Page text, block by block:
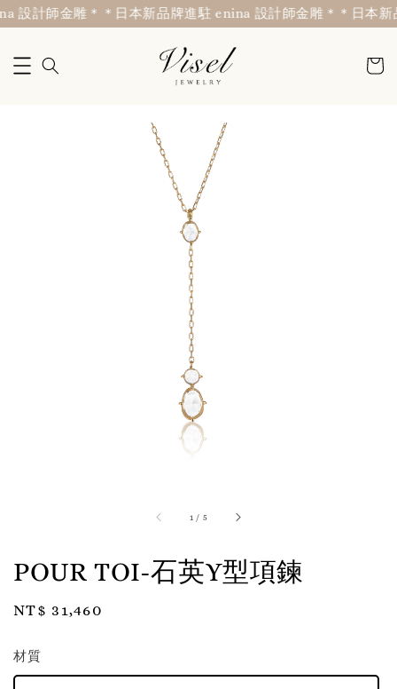
設計師金雕＊＊日本新品牌進駐 enina 設計師金雕＊＊日本新
1 / 5
POUR TOI-石英Y型項鍊
Regular
NT$ 31,460
材質